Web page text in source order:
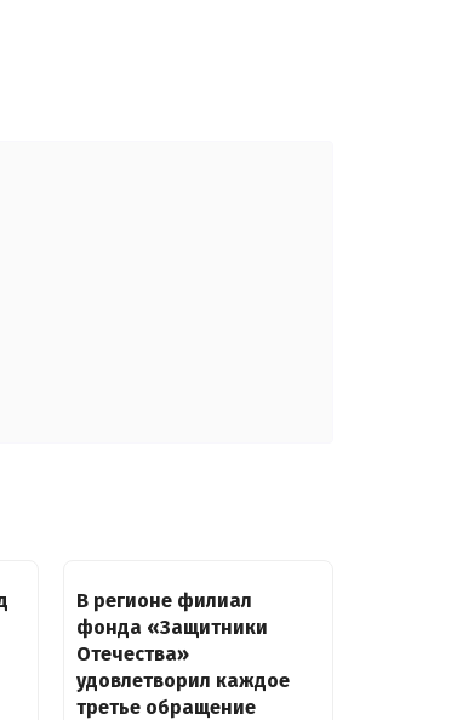
В регионе филиал
фонда «Защитники
Отечества»
удовлетворил каждое
третье обращение